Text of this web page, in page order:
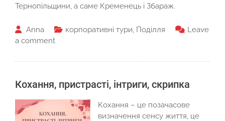
Тернопільщини, а саме Кременець і Збараж.
Anna корпоративні тури, Поділля
Leave
a comment
Кохання, пристрасті, інтриги, скрипка
Кохання – це позачасове
визначення сенсу життя, це